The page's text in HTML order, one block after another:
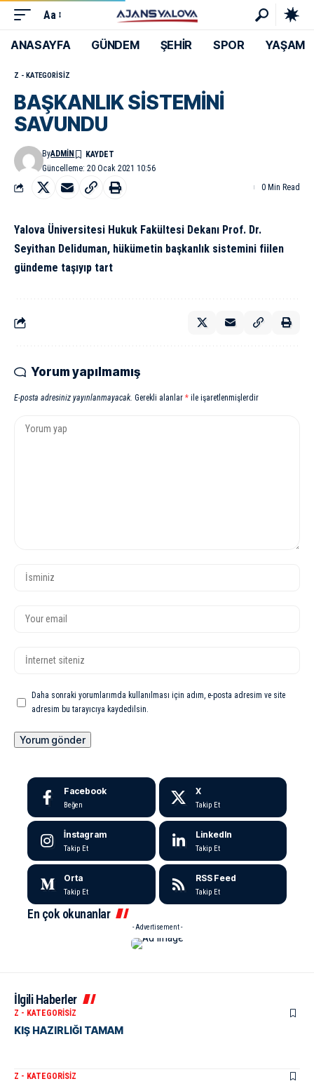
Aa
ANASAYFA GÜNDEM ŞEHİR SPOR YAŞAM
Z - KATEGORISIZ
BAŞKANLIK SİSTEMİNİ
SAVUNDU
Güncelleme: 20 Ocak 2021 10:56
ByADMIN
0 Min Read
Yalova Üniversitesi Hukuk Fakültesi Dekanı Prof. Dr.
Seyithan Deliduman, hükümetin başkanlık sistemini fiilen
gündeme taşıyıp tart
Yorum yapılmamış
E-posta adresiniz yayınlanmayacak. Gerekli alanlar * ile işaretlenmişlerdir
Daha sonraki yorumlarımda kullanılması için adım, e-posta adresim ve site
adresim bu tarayıcıya kaydedilsin.
Facebook
Beğen
X
Takip Et
İnstagram
Takip Et
LinkedIn
Takip Et
Orta
Takip Et
RSS Feed
Takip Et
En çok okunanlar
- Advertisement -
İlgili Haberler
Z - KATEGORISIZ
KIŞ HAZIRLIĞI TAMAM
Z - KATEGORISIZ